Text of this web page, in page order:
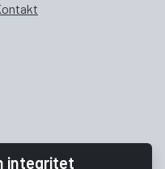
integritet